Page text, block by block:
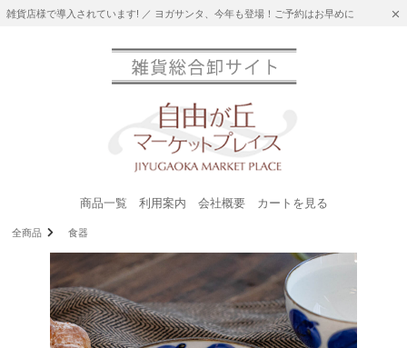
雑貨店様で導入されています! ／ ヨガサンタ、今年も登場！ご予約はお早めに
商品一覧 利用案内 会社概要 カートを見る
全商品 食器